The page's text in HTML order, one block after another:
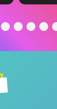
del